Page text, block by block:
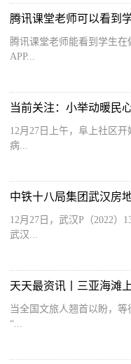
腾讯课堂老师能看到学生
APP...
当前关注：小举动暖民
12月27日上午，阜上社区
病...
12月27日，武汉P（2022）
武汉...
天天最资讯丨三亚海滩
当全国文旅人翘首以盼，
“...